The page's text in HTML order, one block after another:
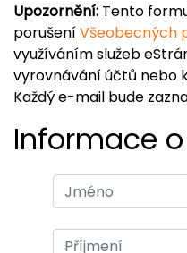
Upozornění: Tento
porušeníVšeobecných
využíváním služeb
vyrovnávání účtů nebo
Každý e-mail bude
Informace